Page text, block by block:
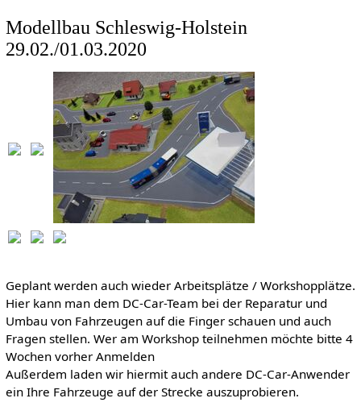
Modellbau Schleswig-Holstein
29.02./01.03.2020
Geplant werden auch wieder Arbeitsplätze / Workshopplätze.
Hier kann man dem DC-Car-Team bei der Reparatur und
Umbau von Fahrzeugen auf die Finger schauen und auch
Fragen stellen. Wer am Workshop teilnehmen möchte bitte 4
Wochen vorher Anmelden
Außerdem laden wir hiermit auch andere DC-Car-Anwender
ein Ihre Fahrzeuge auf der Strecke auszuprobieren.